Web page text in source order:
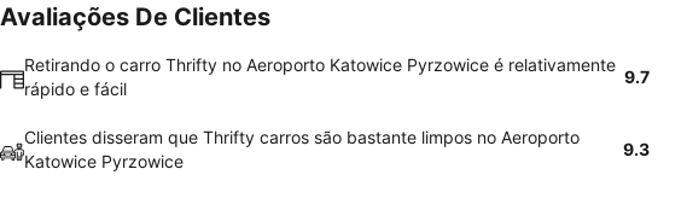
Avaliações De Clientes
Retirando o carro Thrifty no Aeroporto Katowice Pyrzowice é relativamente
rápido e fácil
9.7
Clientes disseram que Thrifty carros são bastante limpos no Aeroporto
Katowice Pyrzowice
9.3